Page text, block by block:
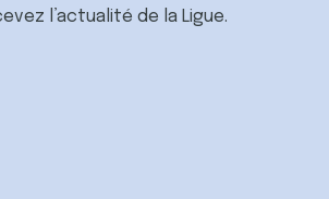
l’actualité de la Ligue.